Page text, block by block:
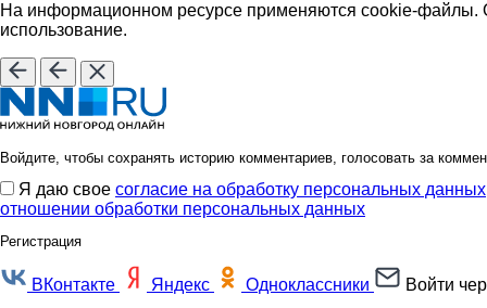
На информационном ресурсе применяются cookie-файлы.
использование.
Войдите, чтобы сохранять историю комментариев, голосовать за
Я даю свое согласие на обработку персональных данных
отношении обработки персональных данных
Регистрация
ВКонтакте Яндекс Одноклассники Войти